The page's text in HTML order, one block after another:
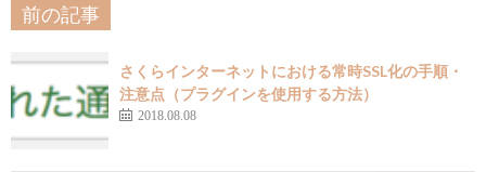
前の記事
さくらインターネットにおける常時SSL化の手順・
注意点（プラグインを使用する方法）
2018.08.08